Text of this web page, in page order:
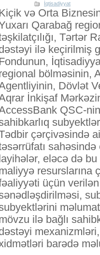
İqtisadiyyat
və Orta
Qarabağ
Tərtər
ilə keçirilmiş
bölməsinin,
Dövlət
İnkişaf
QSC-
çərçivəsində
eləcə də
resurslarına
üçün
ilə bağlı
barədə